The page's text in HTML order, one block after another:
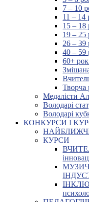
7 – 10
11 – 14
15 – 18
19 – 25
26 – 39
40 – 59
60+
Творча
Медалісти
Володарі
Володарі
КОНКУРСИ І
КУРСИ